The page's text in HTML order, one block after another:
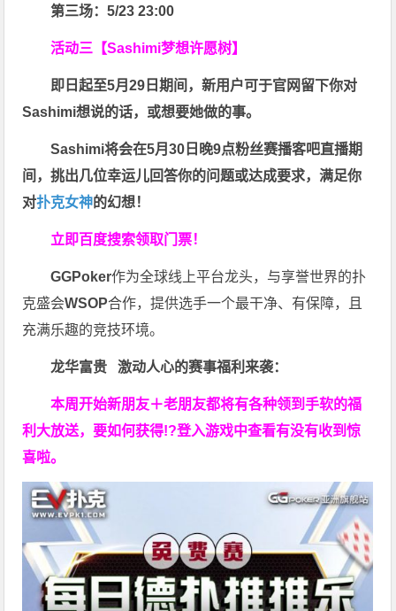
第三场：5/23 23:00
活动三【Sashimi梦想许愿树】
即日起至5月29日期间，新用户可于官网留下你对
Sashimi想说的话，或想要她做的事。
Sashimi将会在5月30日晚9点粉丝赛播客吧直播期
间，挑出几位幸运儿回答你的问题或达成要求，满足你
对扑克女神的幻想！
立即百度搜索领取门票！
GGPoker作为全球线上平台龙头，与享誉世界的扑
克盛会WSOP合作，提供选手一个最干净、有保障，且
充满乐趣的竞技环境。
龙华富贵 激动人心的赛事福利来袭：
本周开始新朋友＋老朋友都将有各种领到手软的福
利大放送，要如何获得!?登入游戏中查看有没有收到惊
喜啦。